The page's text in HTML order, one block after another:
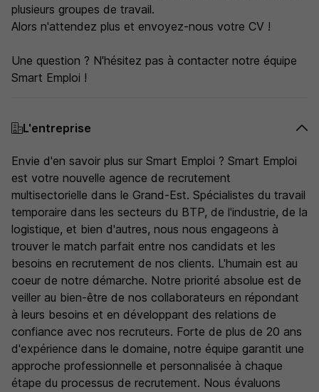
plusieurs groupes de travail.
Alors n'attendez plus et envoyez-nous votre CV !
Une question ? N'hésitez pas à contacter notre équipe
Smart Emploi !
L'entreprise
Envie d'en savoir plus sur Smart Emploi ? Smart Emploi
est votre nouvelle agence de recrutement
multisectorielle dans le Grand-Est. Spécialistes du travail
temporaire dans les secteurs du BTP, de l'industrie, de la
logistique, et bien d'autres, nous nous engageons à
trouver le match parfait entre nos candidats et les
besoins en recrutement de nos clients. L'humain est au
coeur de notre démarche. Notre priorité absolue est de
veiller au bien-être de nos collaborateurs en répondant
à leurs besoins et en développant des relations de
confiance avec nos recruteurs. Forte de plus de 20 ans
d'expérience dans le domaine, notre équipe garantit une
approche professionnelle et personnalisée à chaque
étape du processus de recrutement. Nous évaluons